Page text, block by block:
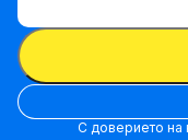
Въведи VIN
С доверието